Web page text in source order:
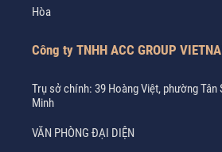
Hòa
Công ty TNHH ACC GROUP
Trụ sở chính: 39 Hoàng Việt, phường Tân
Minh
VĂN PHÒNG ĐẠI DIỆN